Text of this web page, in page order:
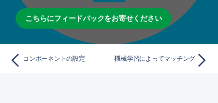
こちらにフィードバックをお寄せください
コンポーネントの設定 機械学習によってマッチング